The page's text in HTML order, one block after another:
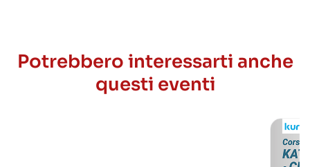
Potrebbero interessarti anche
questi eventi